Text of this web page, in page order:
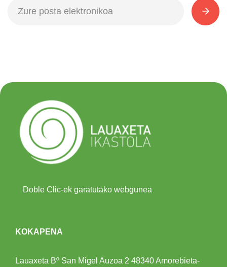
Doble Clic-ek garatutako webgunea
KOKAPENA
Lauaxeta Bº San Migel Auzoa 2 48340 Amorebieta-